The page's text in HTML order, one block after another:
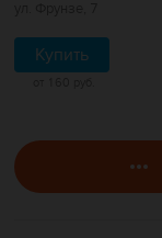
Купить